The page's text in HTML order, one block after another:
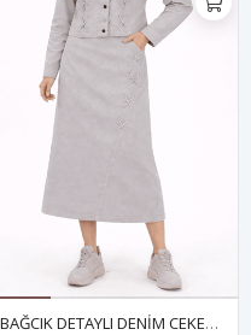
BAĞCIK DETAYLI DENİM CEKET VE ETEK-AÇIK FÜME